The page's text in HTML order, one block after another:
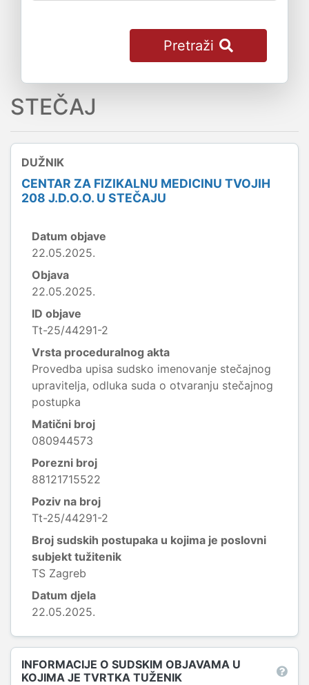
Pretraži
STEČAJ
DUŽNIK
CENTAR ZA FIZIKALNU MEDICINU TVOJIH
208 J.D.O.O. U STEČAJU
Datum objave
22.05.2025.
Objava
22.05.2025.
ID objave
Tt-25/44291-2
Vrsta proceduralnog akta
Provedba upisa sudsko imenovanje stečajnog
upravitelja, odluka suda o otvaranju stečajnog
postupka
Matični broj
080944573
Porezni broj
88121715522
Poziv na broj
Tt-25/44291-2
Broj sudskih postupaka u kojima je poslovni
subjekt tužitenik
TS Zagreb
Datum djela
22.05.2025.
INFORMACIJE O SUDSKIM OBJAVAMA U
KOJIMA JE TVRTKA TUŽENIK